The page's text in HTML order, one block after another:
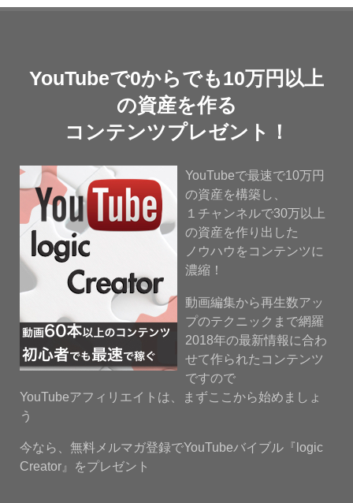
YouTubeで0からでも10万円以上
の資産を作る
コンテンツプレゼント！
YouTubeで最速で10万円
の資産を構築し、
１チャンネルで30万以上
の資産を作り出した
ノウハウをコンテンツに
濃縮！
動画編集から再生数アッ
プのテクニックまで網羅
2018年の最新情報に合わ
せて作られたコンテンツ
ですので
YouTubeアフィリエイトは、まずここから始めましょ
う
今なら、無料メルマガ登録でYouTubeバイブル『logic
Creator』をプレゼント